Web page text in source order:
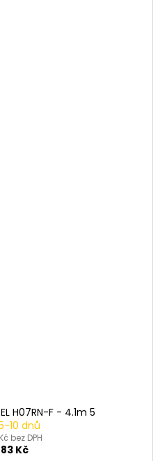
H07RN-F - 4.1m 5
10 dnů
bez DPH
Kč